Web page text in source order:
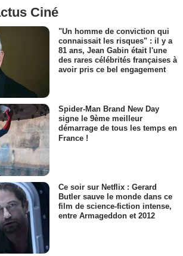
Ciné
"Un homme de conviction qui
connaissait les risques" : il y a
81 ans, Jean Gabin était l'une
des rares célébrités françaises à
avoir pris ce bel engagement
Spider-Man Brand New Day
signe le 9ème meilleur
démarrage de tous les temps en
France !
Ce soir sur Netflix : Gerard
Butler sauve le monde dans ce
film de science-fiction intense,
entre Armageddon et 2012